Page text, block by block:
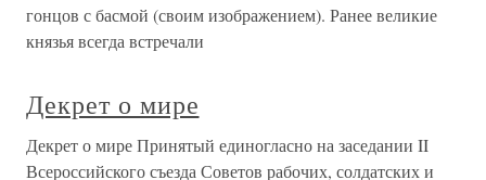
гонцов с басмой (своим изображением). Ранее великие
князья всегда встречали
Декрет о мире
Декрет о мире Принятый единогласно на заседании II
Всероссийского съезда Советов рабочих, солдатских и